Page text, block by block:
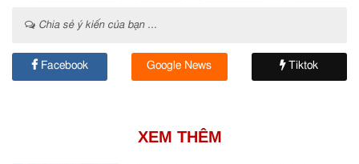
Chia sẻ ý kiến của bạn ...
Facebook Google News Tiktok
XEM THÊM